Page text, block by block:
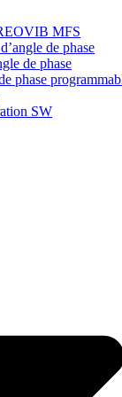
MFS
de phase
de phase
phase
SW